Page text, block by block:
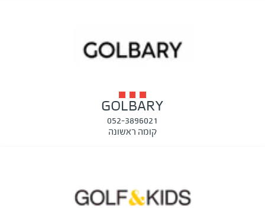
GOLBARY
052-3896021
קומה ראשונה